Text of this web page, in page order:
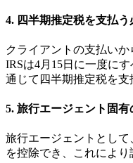
4. 四半期推定税を支払
クライアントの支払いか
IRSは4月15日に一度に
通じて四半期推定税を支
5. 旅行エージェント固有
旅行エージェントとして
を控除でき、これにより